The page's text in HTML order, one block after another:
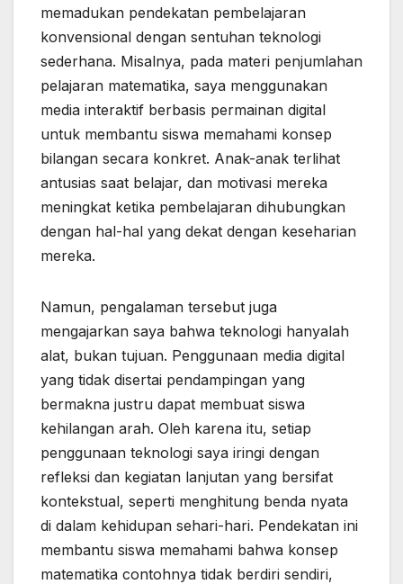
memadukan pendekatan pembelajaran
konvensional dengan sentuhan teknologi
sederhana. Misalnya, pada materi penjumlahan
pelajaran matematika, saya menggunakan
media interaktif berbasis permainan digital
untuk membantu siswa memahami konsep
bilangan secara konkret. Anak-anak terlihat
antusias saat belajar, dan motivasi mereka
meningkat ketika pembelajaran dihubungkan
dengan hal-hal yang dekat dengan keseharian
mereka.
Namun, pengalaman tersebut juga
mengajarkan saya bahwa teknologi hanyalah
alat, bukan tujuan. Penggunaan media digital
yang tidak disertai pendampingan yang
bermakna justru dapat membuat siswa
kehilangan arah. Oleh karena itu, setiap
penggunaan teknologi saya iringi dengan
refleksi dan kegiatan lanjutan yang bersifat
kontekstual, seperti menghitung benda nyata
di dalam kehidupan sehari-hari. Pendekatan ini
membantu siswa memahami bahwa konsep
matematika contohnya tidak berdiri sendiri,